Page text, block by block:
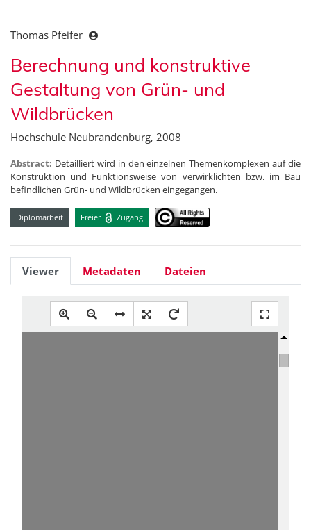
Thomas Pfeifer
Berechnung und konstruktive
Gestaltung von Grün- und
Wildbrücken
Hochschule Neubrandenburg, 2008
Abstract: Detailliert wird in den einzelnen Themenkomplexen auf die
Konstruktion und Funktionsweise von verwirklichten bzw. im Bau
befindlichen Grün- und Wildbrücken eingegangen.
Diplomarbeit Freier Zugang
Viewer Metadaten Dateien